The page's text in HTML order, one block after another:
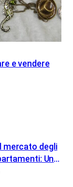
e vendere
mercato degli
Una